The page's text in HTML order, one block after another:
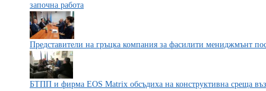
започна работа
Представители на гръцка компания за фасилити мениджмънт
БТПП и фирма EOS Matrix обсъдиха на конструктивна среща